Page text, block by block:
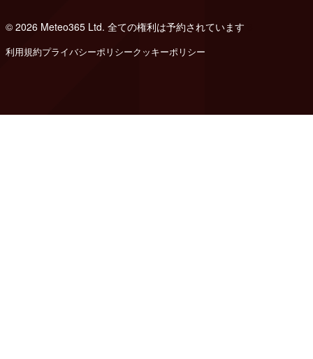
© 2026 Meteo365 Ltd. 全ての権利は予約されています
利用規約プライバシーポリシークッキーポリシー